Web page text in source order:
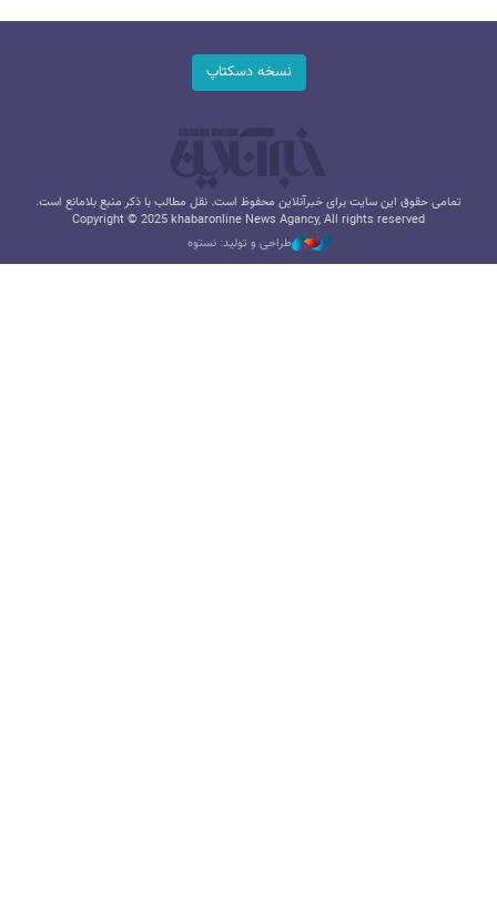
نسخه دسکتاپ
تمامی حقوق این سایت برای خبرآنلاین محفوظ است. نقل مطالب با ذکر منبع بلامانع است.
Copyright © 2025 khabaronline News Agancy, All rights reserved
طراحی و تولید: نستوه